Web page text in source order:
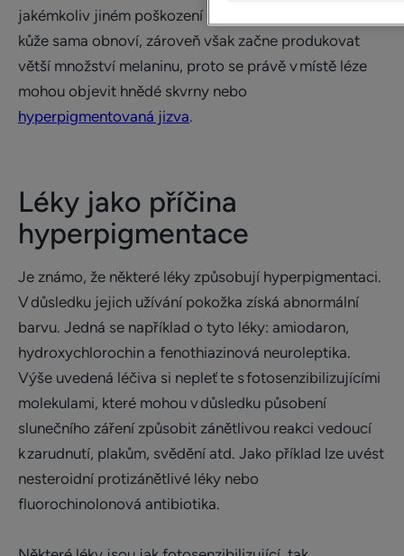
jakémkoliv jiném poškození (popálení, oděrka atd.) se
kůže sama obnoví, zároveň však začne produkovat
větší množství melaninu, proto se právě v místě léze
mohou objevit hnědé skvrny nebo
hyperpigmentovaná jizva.
Léky jako příčina
hyperpigmentace
Je známo, že některé léky způsobují hyperpigmentaci.
V důsledku jejich užívání pokožka získá abnormální
barvu. Jedná se například o tyto léky: amiodaron,
hydroxychlorochin a fenothiazinová neuroleptika.
Výše uvedená léčiva si nepleťte s fotosenzibilizujícími
molekulami, které mohou v důsledku působení
slunečního záření způsobit zánětlivou reakci vedoucí
k zarudnutí, plakům, svědění atd. Jako příklad lze uvést
nesteroidní protizánětlivé léky nebo
fluorochinolonová antibiotika.